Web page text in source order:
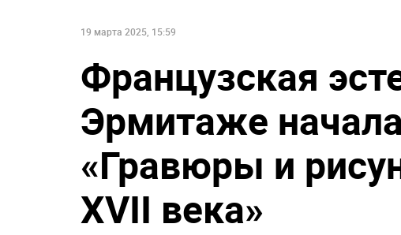
19 марта 2025, 15:59
Французская
Эрмитаже
«Гравюры и
XVII века»